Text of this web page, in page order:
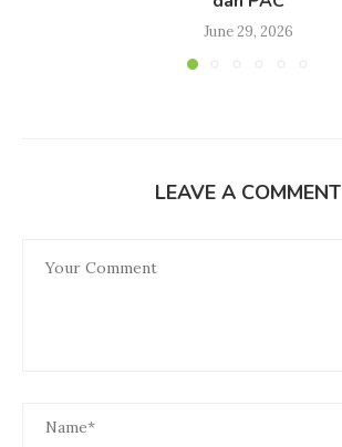
June 29, 2026
LEAVE A COMMENT